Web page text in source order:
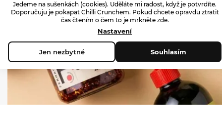
Jedeme na sušenkách (cookies). Uděláte mi radost, když je potvrdíte.
Doporučuju je pokapat Chilli Crunchem. Pokud chcete opravdu ztratit
čas čtením o čem to je mrkněte zde.
Nastavení
Jen nezbytné Souhlasím